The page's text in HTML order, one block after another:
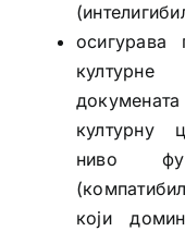
осигурава
културну
ниво
који